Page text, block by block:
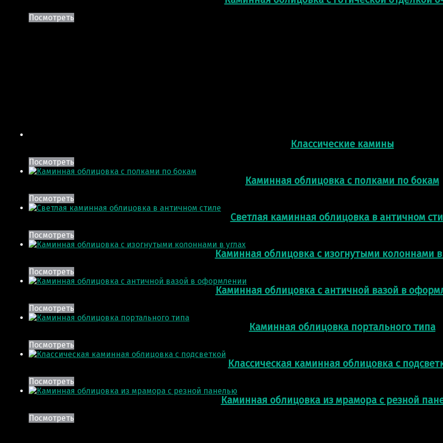
Посмотреть
Классические камины
Посмотреть
Каминная облицовка с полками по бокам
Посмотреть
Светлая каминная облицовка в античном
Посмотреть
Каминная облицовка с изогнутыми колоннами в
Посмотреть
Каминная облицовка с античной вазой в
Посмотреть
Каминная облицовка портального типа
Посмотреть
Классическая каминная облицовка с
Посмотреть
Каминная облицовка из мрамора с резной
Посмотреть